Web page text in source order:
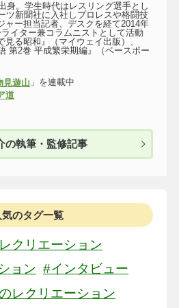
身。学生時代はレスリング選手とし
ツ新聞社に入社しプロレスや格闘技
ャー担当記者、デスクを経て2014年
イター兼コラムニストとして活動
る昭和』（マイウェイ出版）、
第2巻 平成繁栄期編』（ベースボー
見遊山 」を連載中
道
の執筆・監修記事
気のタグ一覧
クリエーション
ョン #インタビュー
レクリエーション